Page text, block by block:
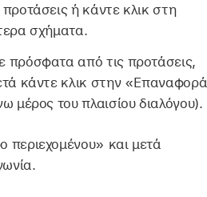
ή κάντε κλικ στη
σχήματα.
πρόσφατα από τις προτάσεις,
κάντε κλικ στην «Επαναφορά
μέρος του πλαισίου διαλόγου).
και μετά